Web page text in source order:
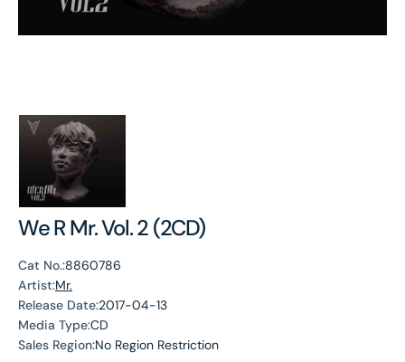
We R Mr. Vol. 2 (2CD)
Cat No.:8860786
Artist:Mr.
Release Date:2017-04-13
Media Type:CD
Sales Region:No Region Restriction